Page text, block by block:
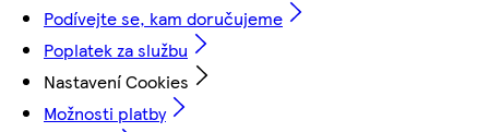
Podívejte se, kam doručujeme
Poplatek za službu
Nastavení Cookies
Možnosti platby